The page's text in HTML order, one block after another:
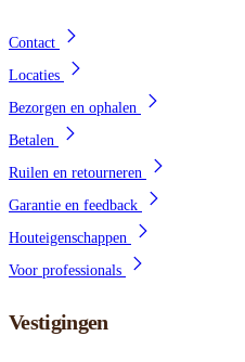
Contact
Locaties
Bezorgen en ophalen
Betalen
Ruilen en retourneren
Garantie en feedback
Houteigenschappen
Voor professionals
Vestigingen